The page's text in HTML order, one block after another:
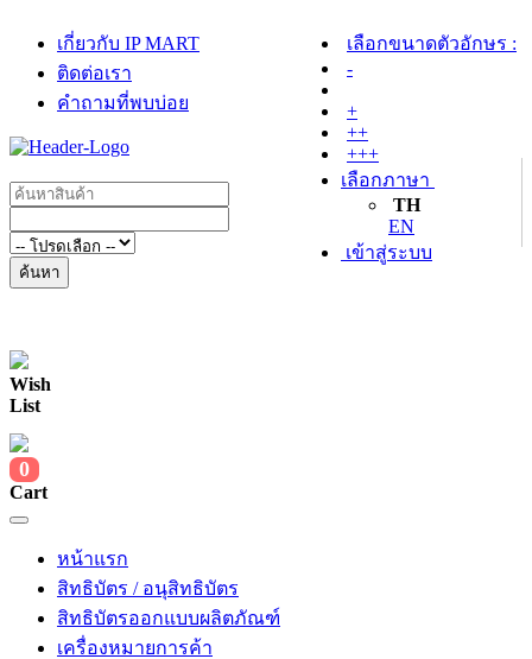
เกี่ยวกับ IP MART
ติดต่อเรา
คำถามที่พบบ่อย
เลือกขนาดตัวอักษร :
-
+
++
+++
เลือกภาษา
TH
EN
เข้าสู่ระบบ
ค้นหา
Wish
List
0
Cart
หน้าแรก
สิทธิบัตร / อนุสิทธิบัตร
สิทธิบัตรออกแบบผลิตภัณฑ์
เครื่องหมายการค้า